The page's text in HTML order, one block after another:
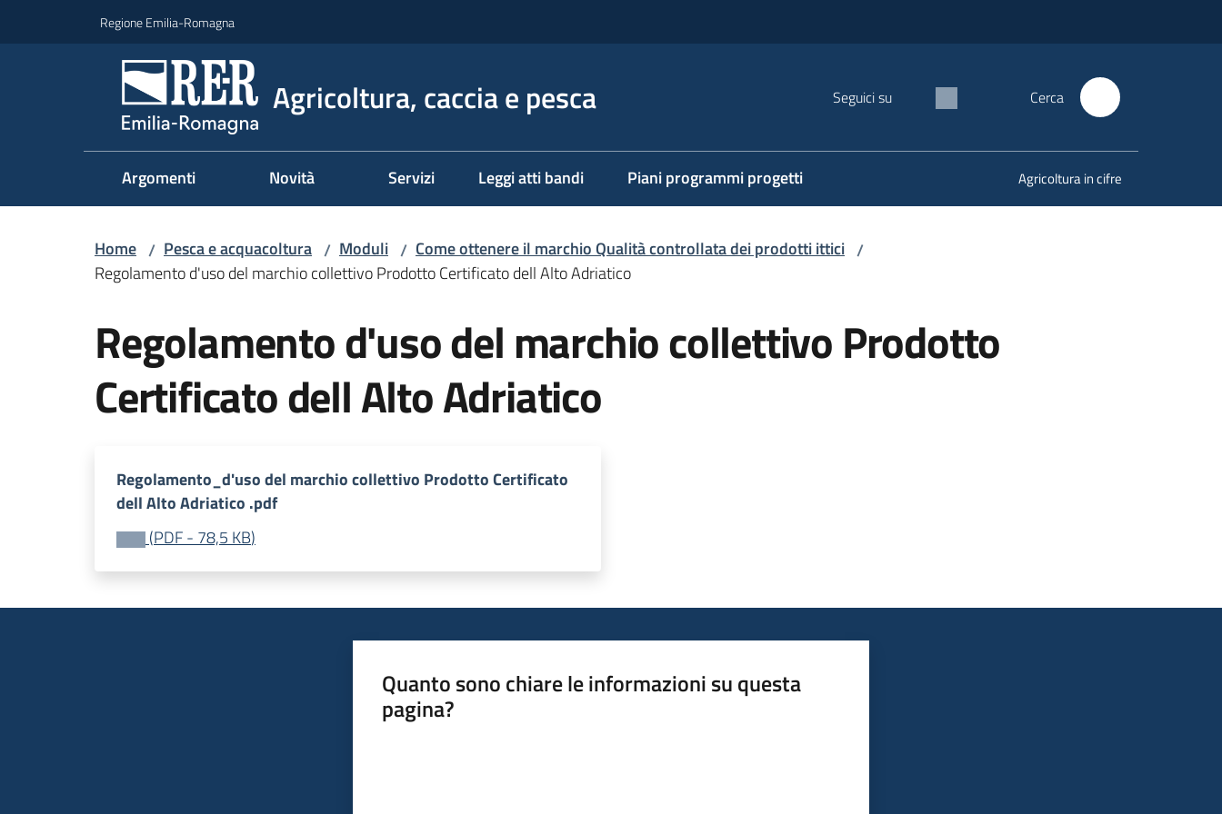
Regione Emilia-Romagna
Agricoltura, caccia e pesca Seguici su Cerca
Argomenti Novità Servizi Leggi atti bandi Piani programmi progetti Agricoltura in cifre
Home / Pesca e acquacoltura / Moduli / Come ottenere il marchio Qualità controllata dei prodotti ittici /
Regolamento d'uso del marchio collettivo Prodotto Certificato dell Alto Adriatico
Regolamento d'uso del marchio collettivo Prodotto
Certificato dell Alto Adriatico
Regolamento_d'uso del marchio collettivo Prodotto Certificato
dell Alto Adriatico .pdf
(PDF- 78,5 KB)
Quanto sono chiare le informazioni su questa
pagina?